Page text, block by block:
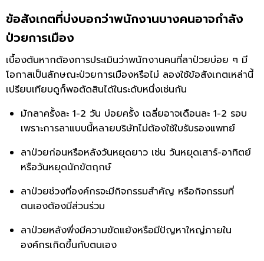
ข้อสังเกตที่บ่งบอกว่าพนักงานบางคนอาจกำลัง
ป่วยการเมือง
เบื้องต้นหากต้องการประเมินว่าพนักงานคนที่ลาป่วยบ่อย ๆ มี
โอกาสเป็นลักษณะป่วยการเมืองหรือไม่ ลองใช้ข้อสังเกตเหล่านี้
เปรียบเทียบดูก็พอตัดสินได้ในระดับหนึ่งเช่นกัน
มักลาครั้งละ 1-2 วัน บ่อยครั้ง เฉลี่ยอาจเดือนละ 1-2 รอบ
เพราะการลาแบบนี้หลายบริษัทไม่ต้องใช้ใบรับรองแพทย์
ลาป่วยก่อนหรือหลังวันหยุดยาว เช่น วันหยุดเสาร์-อาทิตย์
หรือวันหยุดนักขัตฤกษ์
ลาป่วยช่วงที่องค์กรจะมีกิจกรรมสำคัญ หรือกิจกรรมที่
ตนเองต้องมีส่วนร่วม
ลาป่วยหลังพึ่งมีความขัดแย้งหรือมีปัญหาใหญ่ภายใน
องค์กรเกิดขึ้นกับตนเอง